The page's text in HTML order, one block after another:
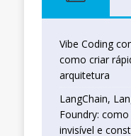
Vibe Coding
como criar
arquitetura
LangChain,
Foundry:
invisível e